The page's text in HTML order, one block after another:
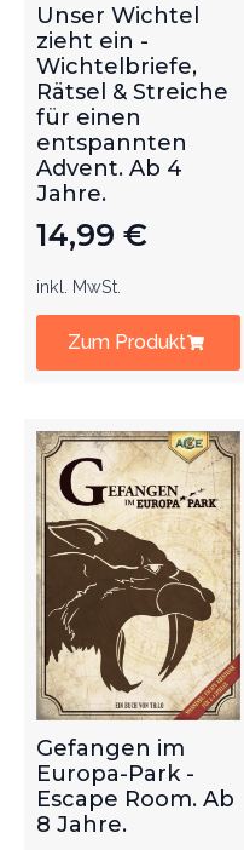
Unser Wichtel
zieht ein -
Wichtelbriefe,
Rätsel & Streiche
für einen
entspannten
Advent. Ab 4
Jahre.
14,99 €
inkl. MwSt.
Zum Produkt
Gefangen im
Europa-Park -
Escape Room. Ab
8 Jahre.